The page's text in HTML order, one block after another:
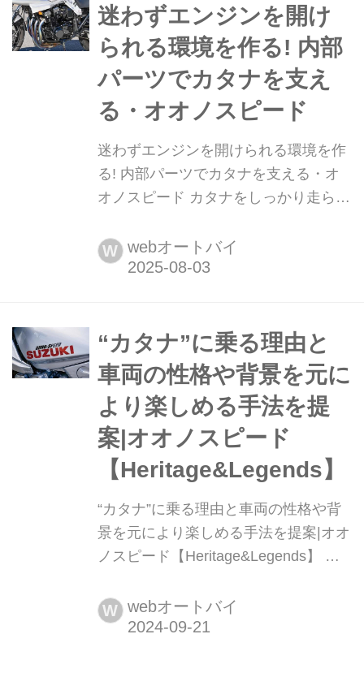
迷わずエンジンを開け
られる環境を作る! 内部
パーツでカタナを支え
る・オオノスピード
迷わずエンジンを開けられる環境を作
る! 内部パーツでカタナを支える・オ
オノスピード カタナをしっかり走らせ
の枯渇や不安。それらを解消し、不安
なくエンジンを開けて整備が出来るよ
ピード・大野さんはそんな考えから、
多くのガスケットほかエンジン内部パ
ーツを送り出してい...
W webオートバイ
“カタナ”に乗る理由と
車両の性格や背景を元に
より楽しめる手法を提
案|オオノスピード
【Heritage&Legends】
“カタナ”に乗る理由と車両の性格や背
景を元により楽しめる手法を提案|オオ
ノスピード【Heritage&Legends】 代
はいじってきた経験を、純正補完から
機能強化まで多くのオリジナルパーツ
W webオートバイ